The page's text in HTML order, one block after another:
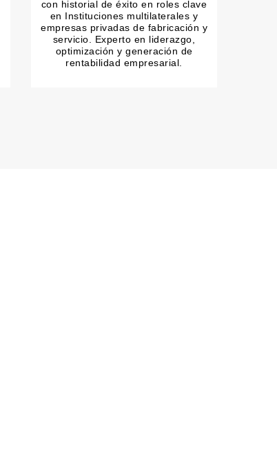
con historial de éxito en roles clave
en Instituciones multilaterales y
empresas privadas de fabricación y
servicio. Experto en liderazgo,
optimización y generación de
rentabilidad empresarial.